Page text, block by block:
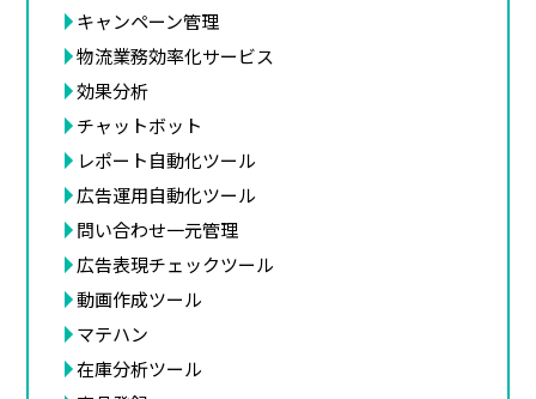
キャンペーン管理
物流業務効率化サービス
効果分析
チャットボット
レポート自動化ツール
広告運用自動化ツール
問い合わせ一元管理
広告表現チェックツール
動画作成ツール
マテハン
在庫分析ツール